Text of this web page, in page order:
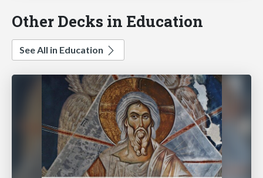
Other Decks in Education
See All in Education